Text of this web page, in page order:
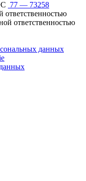
77 — 73258
ответственностью
ответственностью
данных